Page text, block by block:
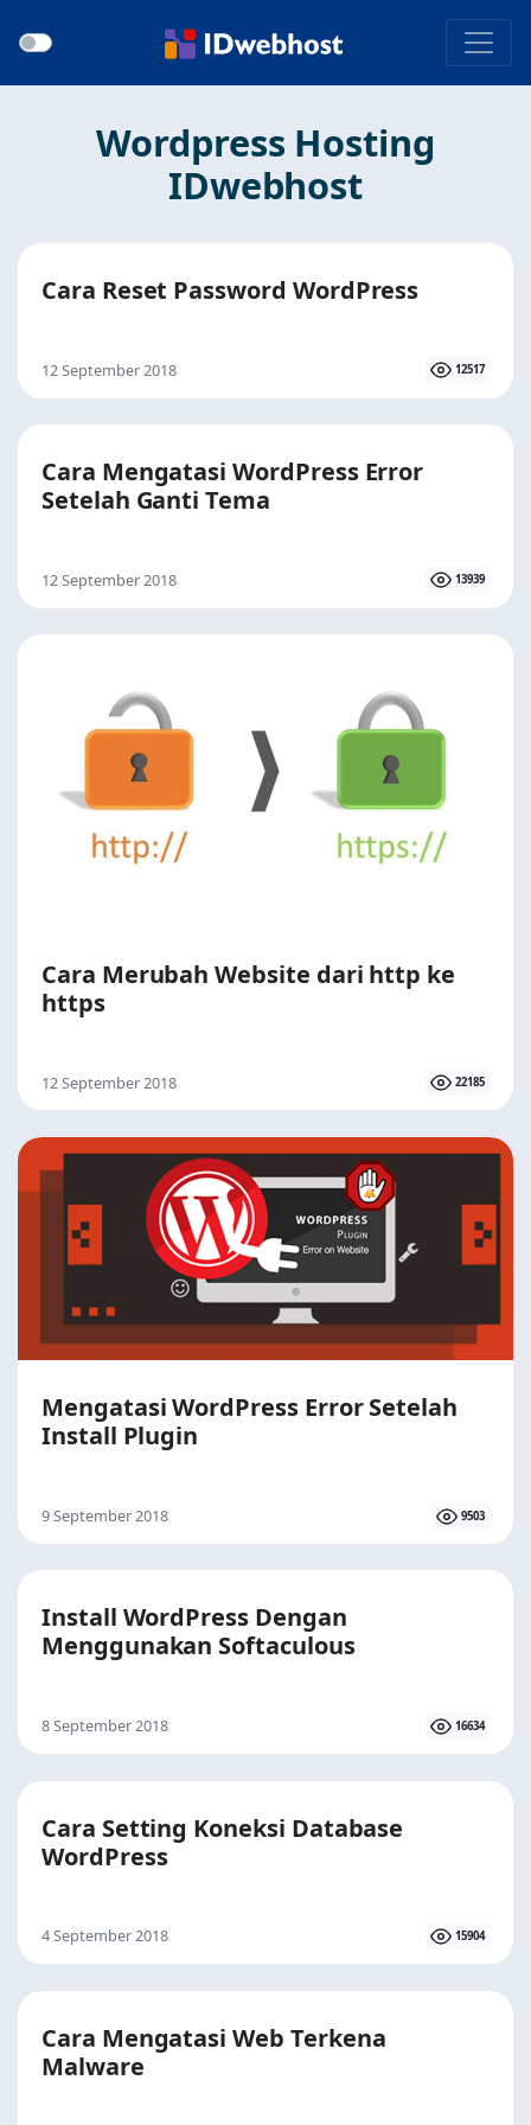
Wordpress Hosting
IDwebhost
Cara Reset Password WordPress
12 September 2018 12517
Cara Mengatasi WordPress Error
Setelah Ganti Tema
12 September 2018 13939
Cara Merubah Website dari http ke
https
12 September 2018 22185
Mengatasi WordPress Error Setelah
Install Plugin
9 September 2018 9503
Install WordPress Dengan
Menggunakan Softaculous
8 September 2018 16634
Cara Setting Koneksi Database
WordPress
4 September 2018 15904
Cara Mengatasi Web Terkena
Malware